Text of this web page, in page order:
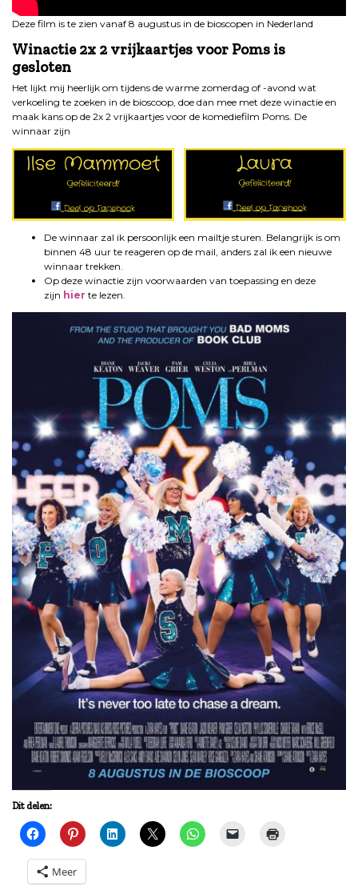
Deze film is te zien vanaf 8 augustus in de bioscopen in Nederland
Winactie 2x 2 vrijkaartjes voor Poms is
gesloten
Het lijkt mij heerlijk om tijdens de warme zomerdag of -avond wat
verkoeling te zoeken in de bioscoop, doe dan mee met deze winactie en
maak kans op de 2x 2 vrijkaartjes voor de komediefilm Poms. De
winnaar zijn
De winnaar zal ik persoonlijk een mailtje sturen. Belangrijk is om
binnen 48 uur te reageren op de mail, anders zal ik een nieuwe
winnaar trekken.
Op deze winactie zijn voorwaarden van toepassing en deze
zijn hier te lezen.
Dit delen:
Meer